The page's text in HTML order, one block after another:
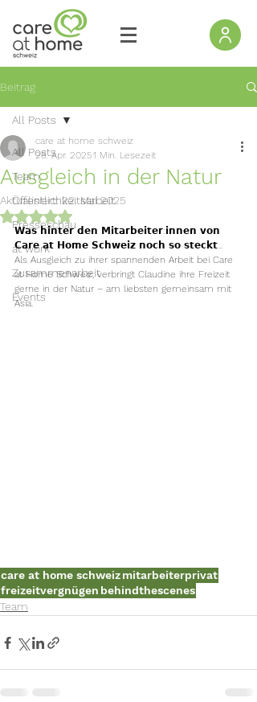
Beitrag
All Posts
Team
Öffentlichkeitsarbeit
Presseschau
at work
Zusammenarbeit
Events
All Posts
Ausgleich in der Natur
care at home schweiz
28. Apr. 20251 Min. Lesezeit
Aktualisiert:22. Mai 2025
Mit NaN von 5 Sternen bewertet.
𝗪𝗮𝘀 𝗵𝗶𝗻𝘁𝗲𝗿 𝗱𝗲𝗻 𝗠𝗶𝘁𝗮𝗿𝗯𝗲𝗶𝘁𝗲𝗿:𝗶𝗻𝗻𝗲𝗻 𝘃𝗼𝗻
𝗖𝗮𝗿𝗲 𝗮𝘁 𝗛𝗼𝗺𝗲 𝗦𝗰𝗵𝘄𝗲𝗶𝘇 𝗻𝗼𝗰𝗵 𝘀𝗼 𝘀𝘁𝗲𝗰𝗸𝘁...
Als Ausgleich zu ihrer spannenden Arbeit bei Care
at Home Schweiz, verbringt Claudine ihre Freizeit
gerne in der Natur – am liebsten gemeinsam mit
Asia.
care at home schweizmitarbeiterprivat
freizeitvergnügen behindthescenes
Team